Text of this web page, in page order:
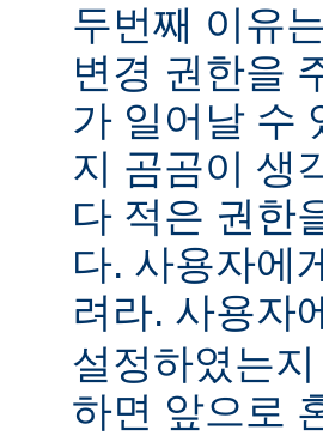
두번째 이유
변경 권한을
가 일어날 수
지 곰곰이 생
다 적은 권한
다. 사용자에
려라. 사용자
설정하였는
하면 앞으로